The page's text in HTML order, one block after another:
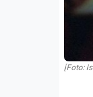
[Foto: